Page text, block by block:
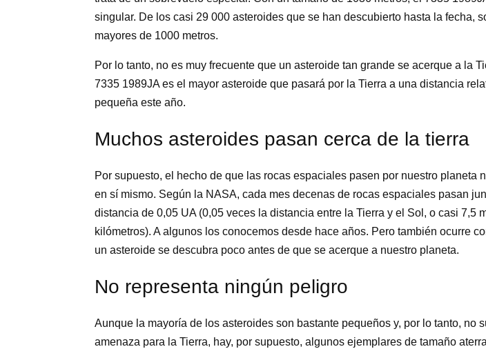
singular. De los casi 29 000 asteroides que se han descubierto hasta la fecha,
mayores de 1000 metros.
Por lo tanto, no es muy frecuente que un asteroide tan grande se acerque a la
7335 1989JA es el mayor asteroide que pasará por la Tierra a una distancia
pequeña este año.
Muchos asteroides pasan cerca de la tierra
Por supuesto, el hecho de que las rocas espaciales pasen por nuestro planeta
en sí mismo. Según la NASA, cada mes decenas de rocas espaciales pasan
distancia de 0,05 UA (0,05 veces la distancia entre la Tierra y el Sol, o casi 7,5
kilómetros). A algunos los conocemos desde hace años. Pero también ocurre
un asteroide se descubra poco antes de que se acerque a nuestro planeta.
No representa ningún peligro
Aunque la mayoría de los asteroides son bastante pequeños y, por lo tanto, no
amenaza para la Tierra, hay, por supuesto, algunos ejemplares de tamaño